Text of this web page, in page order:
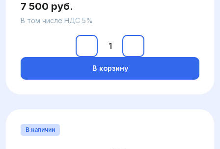
7 500 руб.
В том числе НДС 5%
В корзину
В наличии